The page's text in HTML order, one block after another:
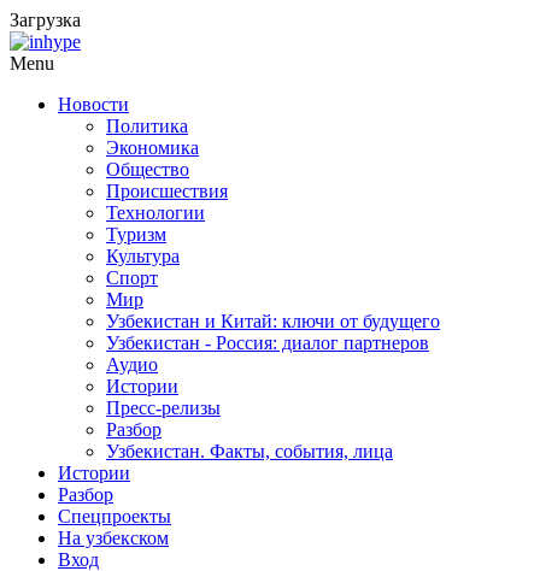
Загрузка
Menu
Новости
Политика
Экономика
Общество
Происшествия
Технологии
Туризм
Культура
Спорт
Мир
Узбекистан и Китай: ключи от будущего
Узбекистан - Россия: диалог партнеров
Аудио
Истории
Пресс-релизы
Разбор
Узбекистан. Факты, события, лица
Истории
Разбор
Спецпроекты
На узбекском
Вход